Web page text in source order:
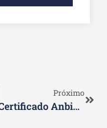
Próximo
Certificado Anbima CPA 10: Como Obtê-Lo E Suas Vantagens.